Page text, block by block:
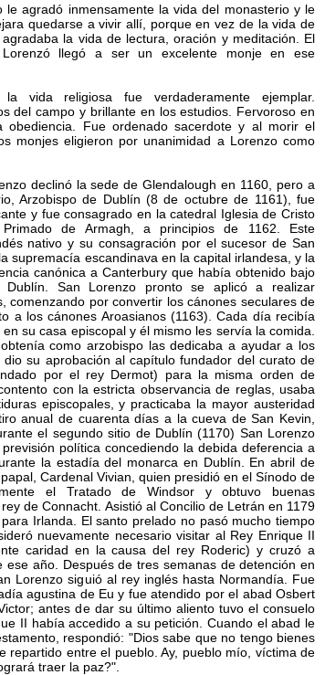
le agradó inmensamente la vida del monasterio y le
quedarse a vivir allí, porque en vez de la vida de
la vida de lectura, oración y meditación. El
llegó a ser un excelente monje en ese
vida religiosa fue verdaderamente ejemplar.
del campo y brillante en los estudios. Fervoroso en
Fue ordenado sacerdote y al morir el
monjes eligieron por unanimidad a Lorenzo como
declinó la sede de Glendalough en 1160, pero a
Arzobispo de Dublín (8 de octubre de 1161), fue
y fue consagrado en la catedral Iglesia de Cristo
de Armagh, a principios de 1162. Este
nativo y su consagración por el sucesor de San
supremacía escandinava en la capital irlandesa, y la
canónica a Canterbury que había obtenido bajo
Dublín. San Lorenzo pronto se aplicó a realizar
comenzando por convertir los cánones seculares de
a los cánones Aroasianos (1163). Cada día recibía
su casa episcopal y él mismo les servía la comida.
como arzobispo las dedicaba a ayudar a los
dio su aprobación al capítulo fundador del curato de
por el rey Dermot) para la misma orden de
con la estricta observancia de reglas, usaba
episcopales, y practicaba la mayor austeridad
anual de cuarenta días a la cueva de San Kevin,
el segundo sitio de Dublín (1170) San Lorenzo
política concediendo la debida deferencia a
la estadía del monarca en Dublín. En abril de
Cardenal Vivian, quien presidió en el Sínodo de
el Tratado de Windsor y obtuvo buenas
de Connacht. Asistió al Concilio de Letrán en 1179
Irlanda. El santo prelado no pasó mucho tiempo
nuevamente necesario visitar al Rey Enrique II
caridad en la causa del rey Roderic) y cruzó a
ese año. Después de tres semanas de detención en
Lorenzo siguió al rey inglés hasta Normandía. Fue
agustina de Eu y fue atendido por el abad Osbert
antes de dar su último aliento tuvo el consuelo
II había accedido a su petición. Cuando el abad le
respondió: "Dios sabe que no tengo bienes
repartido entre el pueblo. Ay, pueblo mío, víctima de
traer la paz?".